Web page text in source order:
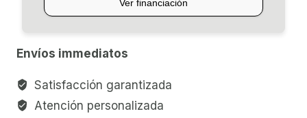
cantidad
Envíos immediatos
Satisfacción garantizada
Atención personalizada